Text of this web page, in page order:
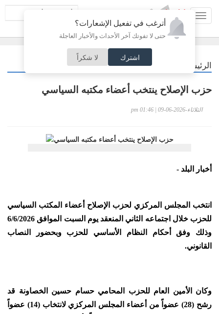
أترغب في تفعيل الإشعارات؟
حتى لا تفوتك آخر الأحداث والأخبار العاجلة
اشترك لا شكراً
الرئيسية
حزب الإصلاح ينتخب أعضاء مكتبه السياسي
الثلاثاء-2026-06-09 | 01:46 pm
أخبار البلد -
انتخب المجلس المركزي لحزب الإصلاح أعضاء المكتب السياسي
للحزب خلال اجتماعه الثاني المنعقد يوم السبت الموافق 6/6/2026
وذلك وفق أحكام النظام الأساسي للحزب وبحضور النصاب
القانوني.
وكان الأمين العام للحزب المحامي حسام حسين الخصاونة قد
رشح (28) عضواً من أعضاء المجلس المركزي لانتخاب (14) عضواً